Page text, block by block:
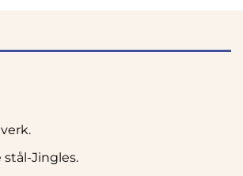
stål-Jingles.